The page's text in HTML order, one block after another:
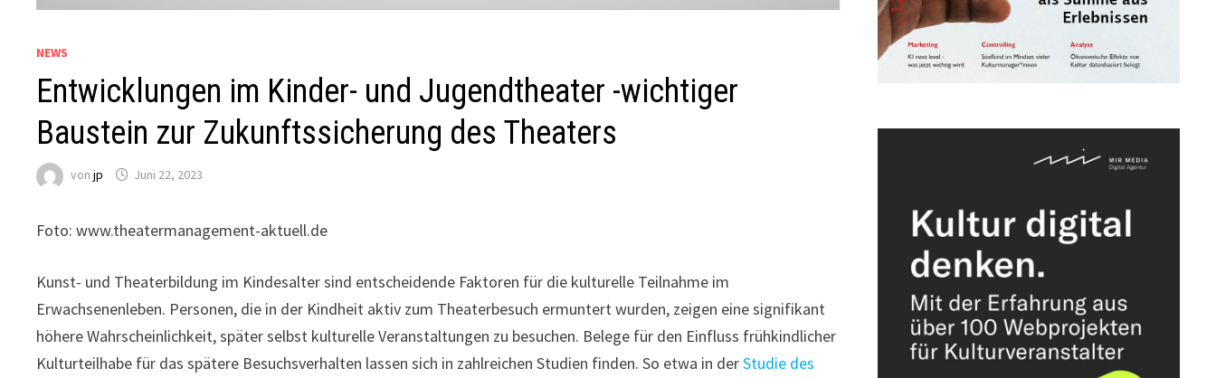
NEWS
Entwicklungen im Kinder- und Jugendtheater -wichtiger
Baustein zur Zukunftssicherung des Theaters
vonjp Juni 22, 2023
Foto: www.theatermanagement-aktuell.de
Kunst- und Theaterbildung im Kindesalter sind entscheidende Faktoren für die kulturelle Teilnahme im
Erwachsenenleben. Personen, die in der Kindheit aktiv zum Theaterbesuch ermuntert wurden, zeigen eine signifikant
höhere Wahrscheinlichkeit, später selbst kulturelle Veranstaltungen zu besuchen. Belege für den Einfluss frühkindlicher
Kulturteilhabe für das spätere Besuchsverhalten lassen sich in zahlreichen Studien finden. So etwa in derStudie des